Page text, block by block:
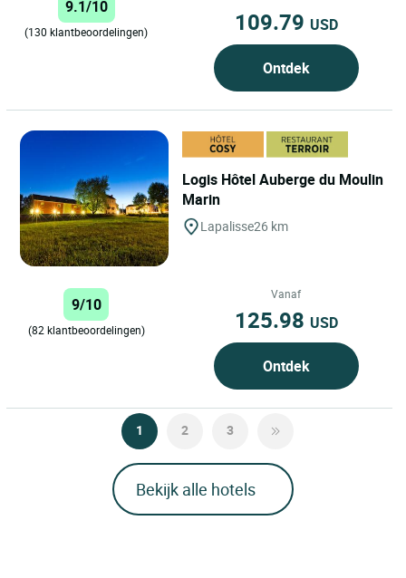
9.1/10
(130 klantbeoordelingen) 109.79 USD
Ontdek
Logis Hôtel Auberge du Moulin
Marin
Lapalisse26 km
9/10
(82 klantbeoordelingen)
Vanaf
125.98 USD
Ontdek
1 2 3
Bekijk alle hotels